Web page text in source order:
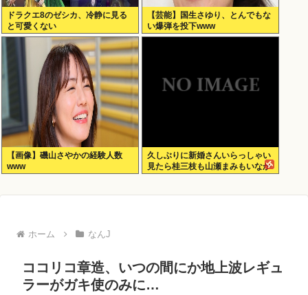
ドラクエ8のゼシカ、冷静に見る
と可愛くない
【芸能】国生さゆり、とんでもな
い爆弾を投下www
【画像】磯山さやかの経験人数
www
久しぶりに新婚さんいらっしゃい
見たら桂三枝も山瀬まみもいなか
ホーム なんJ
ココリコ章造、いつの間にか地上波レギュ
ラーがガキ使のみに…